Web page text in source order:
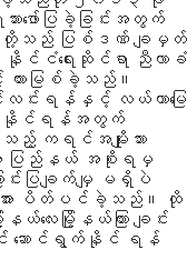
ဖော်ပြခဲ့ခြင်းအတွက်
တို့သည် ပြစ်ဒဏ် ချမှတ်
နိုင်ငံရေးဆိုင်ရာ ညီလာခံ
တားမြစ်ခဲ့သည်။
င်းလင်းရန်နှင့် လယ်ယာမြေ
လုပ်နိုင်ရန်အတွက်
ကရင်အမျိုးသား
း ပြည်နယ် အစိုးရမှ
ပြချက်မျှ မရှိပဲ
အား ပိတ်ပင်ခဲ့သည်။ ထို
ေးမြို့နယ်ကြား ချင်း
ါင်း ဆောင်ရွက်နိုင် ရန်